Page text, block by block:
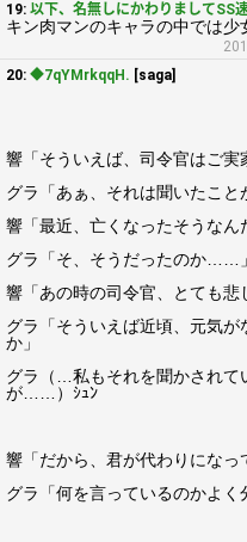
19: 以下、名無しにかわりましてSS
キン肉マンのキャラの中では
20: ◆7qYMrkqqH. [saga]
響「そういえば、司令官はご実
グラ「あぁ、それは聞いたこと
響「最近、亡くなったそうなん
グラ「そ、そうだったのか……」
響「あの時の司令官、とても悲
グラ「そういえば近頃、元気
か」
グラ（…私もそれを聞かされて
が……）ｼｭﾝ
響「だから、君が代わりになっ
グラ「何を言っているのかよく